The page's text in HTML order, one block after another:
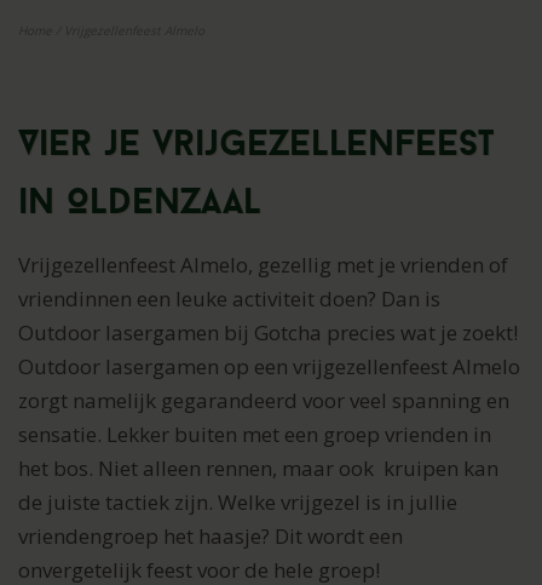
Vier je vrijgezellenfeest
in Oldenzaal
Vrijgezellenfeest Almelo, gezellig met je vrienden of
vriendinnen een leuke activiteit doen? Dan is
Outdoor lasergamen bij Gotcha precies wat je zoekt!
Outdoor lasergamen op een vrijgezellenfeest Almelo
zorgt namelijk gegarandeerd voor veel spanning en
sensatie. Lekker buiten met een groep vrienden in
het bos. Niet alleen rennen, maar ook kruipen kan
de juiste tactiek zijn. Welke vrijgezel is in jullie
vriendengroep het haasje? Dit wordt een
onvergetelijk feest voor de hele groep!